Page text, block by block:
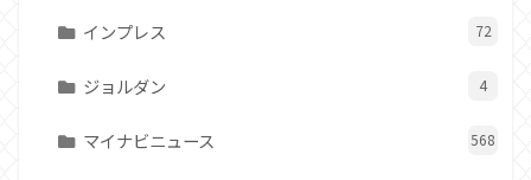
インプレス 72
ジョルダン 4
マイナビニュース 568